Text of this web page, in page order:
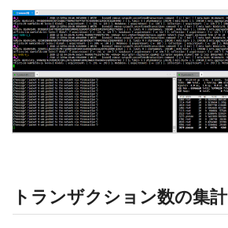
トランザクション数の集計